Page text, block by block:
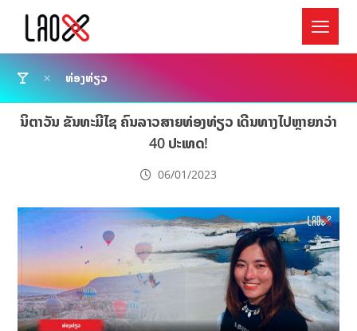
ທ່ອງທ່ຽວ
ນິຕາວັນ ຂັນທະມີໄຊ ຄົນລາວສາຍທ່ອງທ່ຽວ ເດີນທາງໄປຫຼາຍກວ່າ
40 ປະເທດ!
06/01/2023